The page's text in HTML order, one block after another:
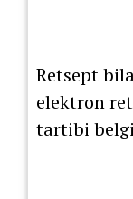
Retsept
elektron
tartibi